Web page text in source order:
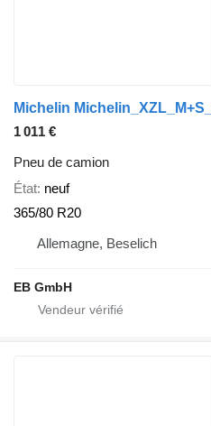
1 011 €
Pneu de camion
État neuf
365/80 R20
Allemagne, Beselich
EB GmbH